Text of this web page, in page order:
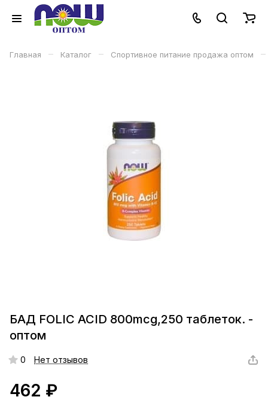
Главная – Каталог – Спортивное питание продажа оптом –
БАД FOLIC ACID 800mcg,250 таблеток. -
оптом
0 Нет отзывов
462 ₽